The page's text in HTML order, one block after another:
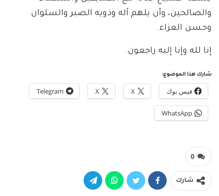
والصالحين، وأن يلهم آله وذويه الصبر والسلوان
وحسن العزاء.
إنا لله وإنا إليه راجعون.
شارك هذا الموضوع:
فيس بوك X
X
Telegram
WhatsApp
0
شارك